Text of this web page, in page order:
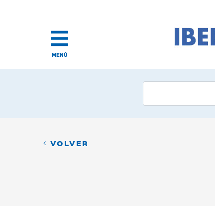
MENÚ
VOLVER